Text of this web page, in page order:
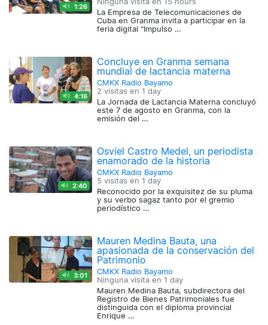
1:26
La Empresa de Telecomunicaciones de
Cuba en Granma invita a participar en la
feria digital “Impulso …
4:16
Concluye en Granma semana
mundial de lactancia materna
CMKX Radio Bayamo
2 visitas en 1 day
La Jornada de Lactancia Materna concluyó
este 7 de agosto en Granma, con la
emisión del …
2:40
Osviel Castro Medel, un periodista
enamorado de la historia
CMKX Radio Bayamo
5 visitas en 1 day
Reconocido por la exquisitez de su pluma
y su verbo sagaz tanto por el gremio
periodístico …
3:01
Mauren Medina Bauta, una
apasionada de la conservación del
Patrimonio
CMKX Radio Bayamo
Ninguna visita en 1 day
Mauren Medina Bauta, subdirectora del
Registro de Bienes Patrimoniales fue
distinguida con el diploma provincial
Enrique …